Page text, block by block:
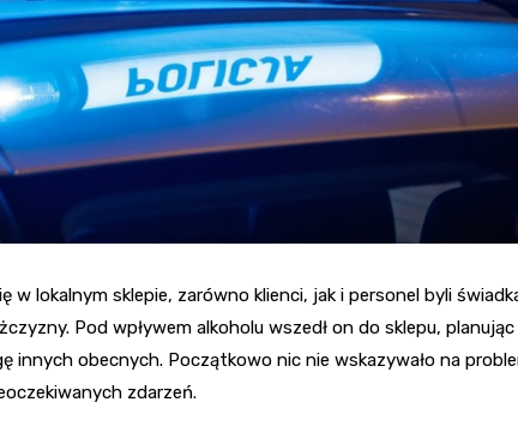
w lokalnym sklepie, zarówno klienci, jak i personel byli
Pod wpływem alkoholu wszedł on do sklepu, planując
innych obecnych. Początkowo nic nie wskazywało na
zdarzeń.